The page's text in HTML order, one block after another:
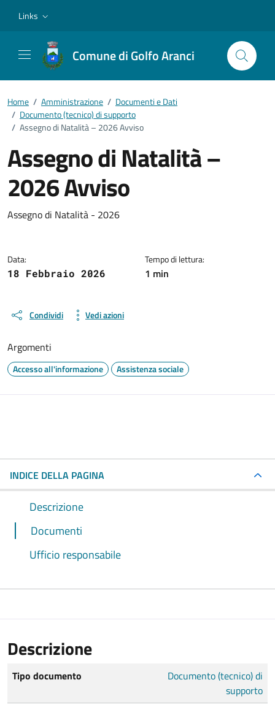
Links
Comune di Golfo Aranci
Home / Amministrazione / Documenti e Dati
/ Documento (tecnico) di supporto
/ Assegno di Natalità – 2026 Avviso
Assegno di Natalità –
2026 Avviso
Dettagli del documento
Assegno di Natalità - 2026
Data:
18 Febbraio 2026
Tempo di lettura:
1 min
Condividi Vedi azioni
Argomenti
Accesso all'informazione Assistenza sociale
INDICE DELLA PAGINA
Descrizione
Documenti
Ufficio responsabile
Descrizione
Tipo documento
Documento (tecnico) di
supporto